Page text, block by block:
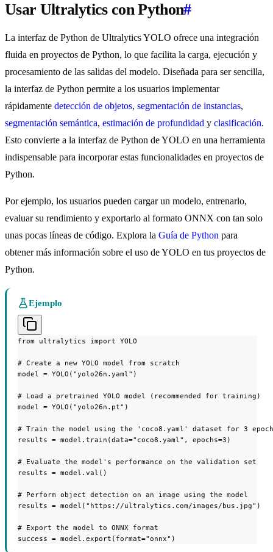
Usar Ultralytics con Python#
La interfaz de Python de Ultralytics YOLO ofrece una integración
fluida en proyectos de Python, lo que facilita la carga, ejecución y
procesamiento de las salidas del modelo. Diseñada para ser sencilla,
la interfaz de Python permite a los usuarios implementar
rápidamente detección de objetos, segmentación de instancias,
segmentación semántica, estimación de profundidad y clasificación.
Esto convierte a la interfaz de Python de YOLO en una herramienta
indispensable para incorporar estas funcionalidades en proyectos de
Python.
Por ejemplo, los usuarios pueden cargar un modelo, entrenarlo,
evaluar su rendimiento y exportarlo al formato ONNX con tan solo
unas pocas líneas de código. Explora la Guía de Python para
obtener más información sobre el uso de YOLO en tus proyectos de
Python.
Ejemplo
from ultralytics import YOLO
# Create a new YOLO model from scratch
model = YOLO("yolo26n.yaml")
# Load a pretrained YOLO model (recommended for training)
model = YOLO("yolo26n.pt")
# Train the model using the 'coco8.yaml' dataset for 3
results = model.train(data="coco8.yaml", epochs=3)
# Evaluate the model's performance on the validation set
results = model.val()
# Perform object detection on an image using the model
results = model("https://ultralytics.com/images/bus.jpg")
# Export the model to ONNX format
success = model.export(format="onnx")